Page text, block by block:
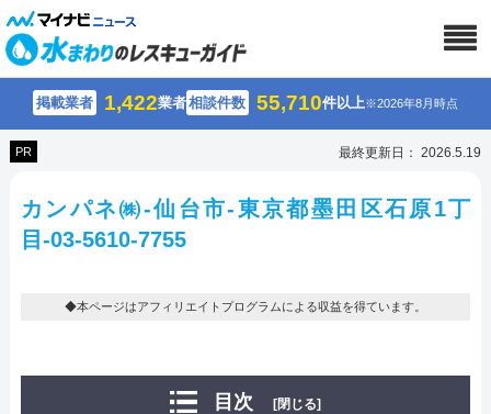
掲載業者 1,422業者相談件数 55,710件以上※2026年8月時点
PR 最終更新日： 2026.5.19
カンパネ㈱-仙台市-東京都墨田区石原1丁
目-03-5610-7755
◆本ページはアフィリエイトプログラムによる収益を得ています。
目次 [閉じる]